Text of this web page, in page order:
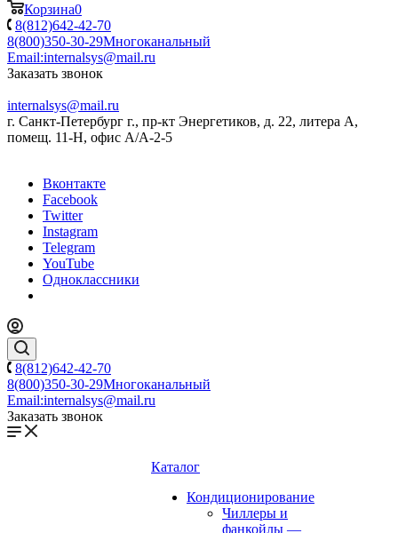
Корзина0
8(812)642-42-70
8(800)350-30-29Многоканальный
Email:internalsys@mail.ru
Заказать звонок
internalsys@mail.ru
г. Санкт-Петербург г., пр-кт Энергетиков, д. 22, литера А,
помещ. 11-Н, офис А/А-2-5
Вконтакте
Facebook
Twitter
Instagram
Telegram
YouTube
Одноклассники
8(812)642-42-70
8(800)350-30-29Многоканальный
Email:internalsys@mail.ru
Заказать звонок
Каталог
Кондиционирование
Чиллеры и
фанкойлы —